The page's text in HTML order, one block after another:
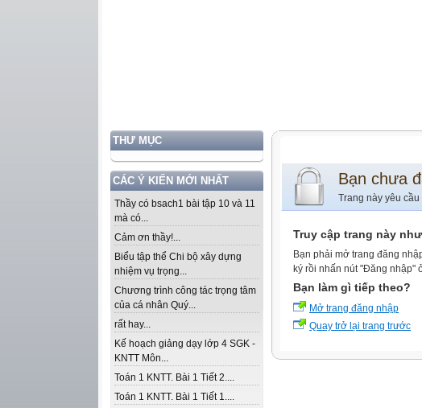
THƯ MỤC
CÁC Ý KIẾN MỚI NHẤT
Thầy có bsach1 bài tập 10 và 11
mà có...
Cảm ơn thầy!...
Biểu tập thể Chi bộ xây dựng
nhiệm vụ trọng...
Chương trình công tác trọng tâm
của cá nhân Quý...
rất hay...
Kế hoạch giảng dạy lớp 4 SGK -
KNTT Môn...
Toán 1 KNTT. Bài 1 Tiết 2....
Toán 1 KNTT. Bài 1 Tiết 1....
Bạn chưa
Trang này yêu
Truy cập trang này
Bạn phải mở trang đăng
ký rồi nhấn nút "Đăng nhập"
Bạn làm gì tiếp theo?
Mở trang đăng nhập
Quay trở lại trang trước